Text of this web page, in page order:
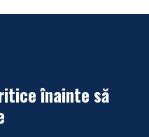
înainte să